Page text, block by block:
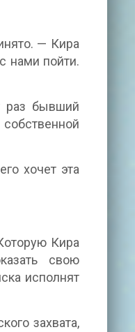
— Кира
нами пойти.
раз бывший
хочет эта
Кира
свою
исполнят
захвата,